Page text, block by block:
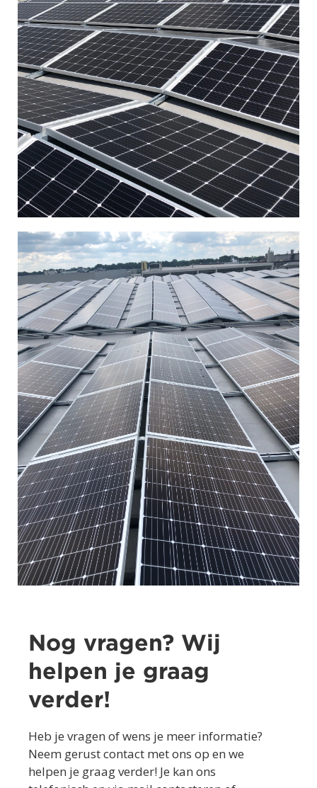
Nog vragen? Wij
helpen je graag
verder!
Heb je vragen of wens je meer informatie?
Neem gerust contact met ons op en we
helpen je graag verder! Je kan ons